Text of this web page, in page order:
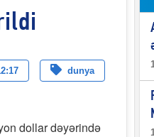
savaşa
“Qeyri-səlis
dil-nitq”
dunya
dollar dəyərində